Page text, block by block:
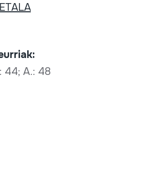
44; A.: 48